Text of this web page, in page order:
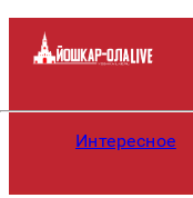
Интересное